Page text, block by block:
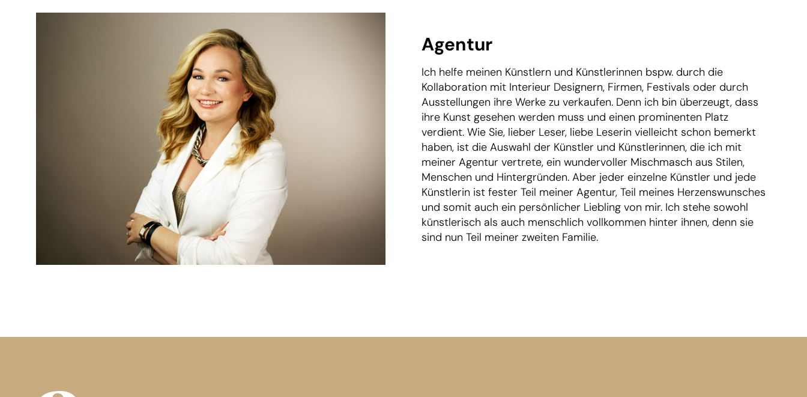
Agentur
Ich helfe meinen Künstlern und Künstlerinnen bspw. durch die
Kollaboration mit Interieur Designern, Firmen, Festivals oder durch
Ausstellungen ihre Werke zu verkaufen. Denn ich bin überzeugt, dass
ihre Kunst gesehen werden muss und einen prominenten Platz
verdient. Wie Sie, lieber Leser, liebe Leserin vielleicht schon bemerkt
haben, ist die Auswahl der Künstler und Künstlerinnen, die ich mit
meiner Agentur vertrete, ein wundervoller Mischmasch aus Stilen,
Menschen und Hintergründen. Aber jeder einzelne Künstler und jede
Künstlerin ist fester Teil meiner Agentur, Teil meines Herzenswunsches
und somit auch ein persönlicher Liebling von mir. Ich stehe sowohl
künstlerisch als auch menschlich vollkommen hinter ihnen, denn sie
sind nun Teil meiner zweiten Familie.